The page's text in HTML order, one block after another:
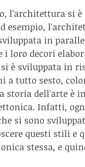
l'architettura si
esempio,
in
i loro decori
è sviluppata in
a tutto sesto,
storia dell'arte è
Infatti,
si sono
questi stili e
stessa, e